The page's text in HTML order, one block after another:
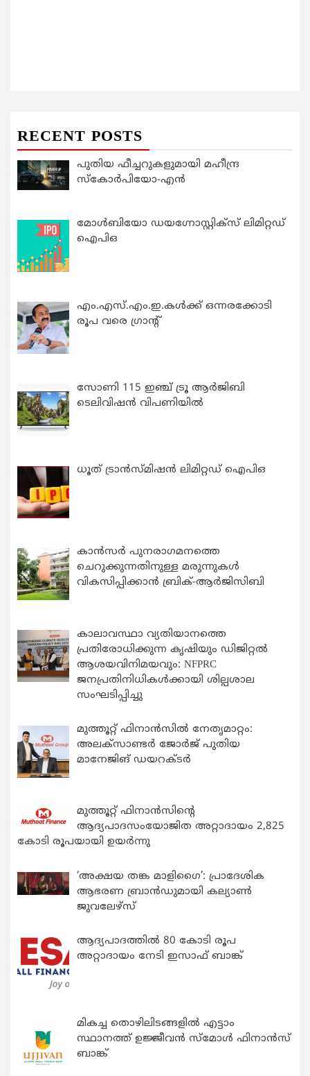
RECENT POSTS
പുതിയ ഫീച്ചറുകളുമായി മഹീന്ദ്ര
സ്കോർപിയോ-എൻ
മോൾബിയോ ഡയഗ്നോസ്റ്റിക്സ് ലിമിറ്റഡ്
ഐപിഒ
എം.എസ്.എം.ഇ.കൾക്ക് ഒന്നരക്കോടി
രൂപ വരെ ഗ്രാന്റ്
സോണി 115 ഇഞ്ച് ട്രൂ ആർജിബി
ടെലിവിഷൻ വിപണിയിൽ
ധൂത് ട്രാൻസ്മിഷൻ ലിമിറ്റഡ് ഐപിഒ
കാന്‍സര്‍ പുനരാഗമനത്തെ
ചെറുക്കുന്നതിനുള്ള മരുന്നുകള്‍
വികസിപ്പിക്കാന്‍ ബ്രിക്-ആര്‍ജിസിബി
കാലാവസ്ഥാ വ്യതിയാനത്തെ
പ്രതിരോധിക്കുന്ന കൃഷിയും ഡിജിറ്റൽ
ആശയവിനിമയവും: NFPRC
ജനപ്രതിനിധികൾക്കായി ശില്പശാല
സംഘടിപ്പിച്ചു
മുത്തൂറ്റ് ഫിനാൻസിൽ നേതൃമാറ്റം:
അലക്സാണ്ടർ ജോർജ് പുതിയ
മാനേജിങ് ഡയറക്ടർ
മുത്തൂറ്റ് ഫിനാൻസിന്റെ
ആദ്യപാദസംയോജിത അറ്റാദായം 2,825
കോടി രൂപയായി ഉയർന്നു
‘അക്ഷയ തങ്ക മാളിഗൈ’: പ്രാദേശിക
ആഭരണ ബ്രാന്‍ഡുമായി കല്യാണ്‍
ജുവലേഴ്‌സ്
ആദ്യപാദത്തിൽ 80 കോടി രൂപ
അറ്റാദായം നേടി ഇസാഫ് ബാങ്ക്
മികച്ച തൊഴിലിടങ്ങളിൽ എട്ടാം
സ്ഥാനത്ത് ഉജ്ജീവൻ സ്മോൾ ഫിനാൻസ്
ബാങ്ക്